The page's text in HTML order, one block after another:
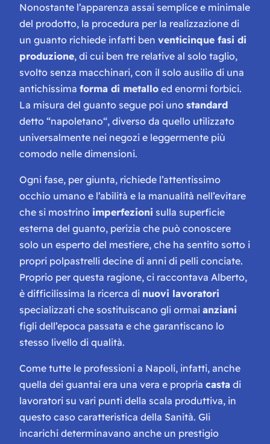
Nonostante l’apparenza assai semplice e minimale
del prodotto, la procedura per la realizzazione di
un guanto richiede infatti ben venticinque fasi di
produzione, di cui ben tre relative al solo taglio,
svolto senza macchinari, con il solo ausilio di una
antichissima forma di metallo ed enormi forbici.
La misura del guanto segue poi uno standard
detto “napoletano“, diverso da quello utilizzato
universalmente nei negozi e leggermente più
comodo nelle dimensioni.
Ogni fase, per giunta, richiede l’attentissimo
occhio umano e l’abilità e la manualità nell’evitare
che si mostrino imperfezioni sulla superficie
esterna del guanto, perizia che può conoscere
solo un esperto del mestiere, che ha sentito sotto i
propri polpastrelli decine di anni di pelli conciate.
Proprio per questa ragione, ci raccontava Alberto,
è difficilissima la ricerca di nuovi lavoratori
specializzati che sostituiscano gli ormai anziani
figli dell’epoca passata e che garantiscano lo
stesso livello di qualità.
Come tutte le professioni a Napoli, infatti, anche
quella dei guantai era una vera e propria casta di
lavoratori su vari punti della scala produttiva, in
questo caso caratteristica della Sanità. Gli
incarichi determinavano anche un prestigio